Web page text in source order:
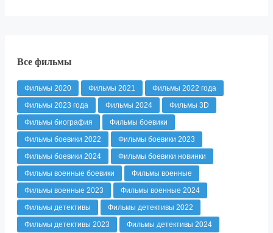
Все фильмы
Фильмы 2020 Фильмы 2021
Фильмы 2022 года
Фильмы 2023 года
Фильмы 2024
Фильмы 3D
Фильмы биография
Фильмы боевики
Фильмы боевики 2022
Фильмы боевики 2023
Фильмы боевики 2024
Фильмы боевики новинки
Фильмы военные боевики
Фильмы военные
Фильмы военные 2023
Фильмы военные 2024
Фильмы детективы
Фильмы детективы 2022
Фильмы детективы 2023
Фильмы детективы 2024